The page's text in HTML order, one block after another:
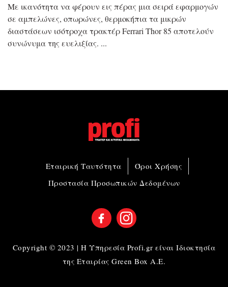
Με ικανότητα να φέρουν εις πέρας μια σειρά εφαρμογών
σε αμπελώνες, οπωρώνες, θερμοκήπια τα μικρών
διαστάσεων ισότροχα τρακτέρ Ferrari Thor 85 αποτελούν
συνώνυμα της ευελιξίας.
Εταιρική Ταυτότητα
Όροι Χρήσης
Προστασία Προσωπικών Δεδομένων
Copyright © 2023 | Η Υπηρεσία Profi.gr είναι Ιδιοκτησία
της Εταιρίας Green Box A.E.